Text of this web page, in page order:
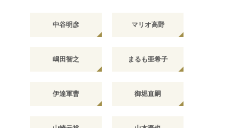
中谷明彦 マリオ高野
嶋田智之 まるも亜希子
伊達軍曹 御堀直嗣